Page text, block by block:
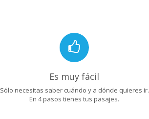
Es muy fácil
Sólo necesitas saber cuándo y a dónde quieres ir.
En 4 pasos tienes tus pasajes.